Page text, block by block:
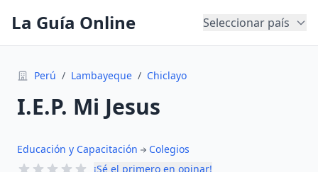
La Guía Online Seleccionar país
Perú / Lambayeque / Chiclayo
I.E.P. Mi Jesus
Educación y Capacitación
Colegios
¡Sé el primero en opinar!